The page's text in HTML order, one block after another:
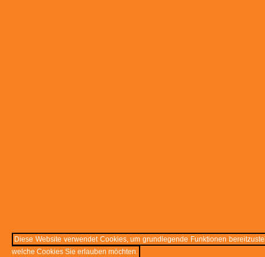
Diese Website verwendet Cookies, um grundlegende Funktionen
welche Cookies Sie erlauben möchten.